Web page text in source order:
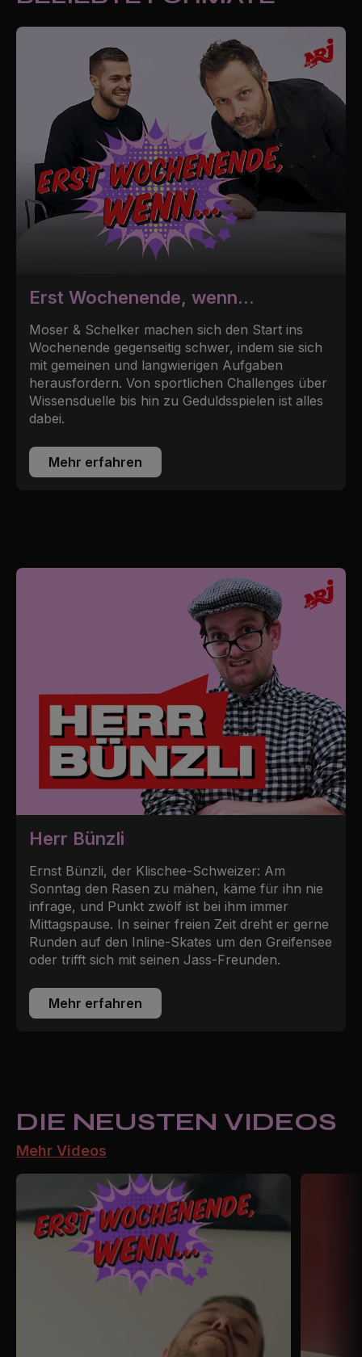
Erst Wochenende, wenn...
Moser & Schelker machen sich den Start ins
Wochenende gegenseitig schwer, indem sie sich
mit gemeinen und langwierigen Aufgaben
herausfordern. Von sportlichen Challenges über
Wissensduelle bis hin zu Geduldsspielen ist alles
dabei.
Mehr erfahren
Herr Bünzli
Ernst Bünzli, der Klischee-Schweizer: Am
Sonntag den Rasen zu mähen, käme für ihn nie
infrage, und Punkt zwölf ist bei ihm immer
Mittagspause. In seiner freien Zeit dreht er gerne
Runden auf den Inline-Skates um den Greifensee
oder trifft sich mit seinen Jass-Freunden.
Mehr erfahren
DIE NEUSTEN VIDEOS
Mehr Videos